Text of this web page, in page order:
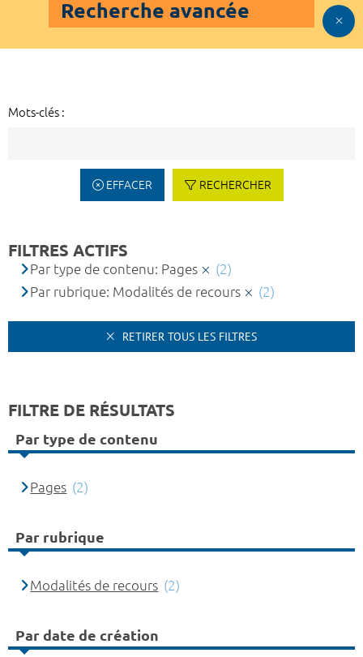
Recherche avancée
Mots-clés :
EFFACER RECHERCHER
FILTRES ACTIFS
Par type de contenu: Pages
(2)
Par rubrique: Modalités de recours
(2)
RETIRER TOUS LES FILTRES
FILTRE DE RÉSULTATS
Par type de contenu
Pages (2)
Par rubrique
Modalités de recours (2)
Par date de création